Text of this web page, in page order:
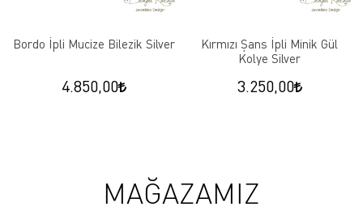
Bordo İpli Mucize Bilezik Silver
4.850,00
Kırmızı Şans İpli Minik Gül
Kolye Silver
3.250,00
MAĞAZAMIZ